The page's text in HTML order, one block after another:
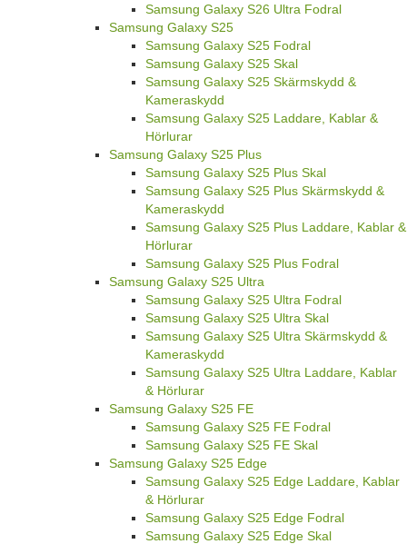
Samsung Galaxy S26 Ultra Fodral
Samsung Galaxy S25
Samsung Galaxy S25 Fodral
Samsung Galaxy S25 Skal
Samsung Galaxy S25 Skärmskydd &
Kameraskydd
Samsung Galaxy S25 Laddare, Kablar &
Hörlurar
Samsung Galaxy S25 Plus
Samsung Galaxy S25 Plus Skal
Samsung Galaxy S25 Plus Skärmskydd &
Kameraskydd
Samsung Galaxy S25 Plus Laddare, Kablar &
Hörlurar
Samsung Galaxy S25 Plus Fodral
Samsung Galaxy S25 Ultra
Samsung Galaxy S25 Ultra Fodral
Samsung Galaxy S25 Ultra Skal
Samsung Galaxy S25 Ultra Skärmskydd &
Kameraskydd
Samsung Galaxy S25 Ultra Laddare, Kablar
& Hörlurar
Samsung Galaxy S25 FE
Samsung Galaxy S25 FE Fodral
Samsung Galaxy S25 FE Skal
Samsung Galaxy S25 Edge
Samsung Galaxy S25 Edge Laddare, Kablar
& Hörlurar
Samsung Galaxy S25 Edge Fodral
Samsung Galaxy S25 Edge Skal